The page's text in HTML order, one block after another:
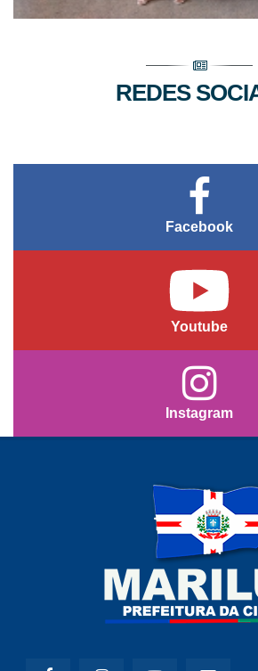
REDES
Facebook
Youtube
Instagram